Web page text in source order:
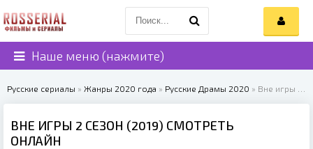
Наше меню (нажмите)
Русские сериалы » Жанры 2020 года » Русские Драмы 2020 » Вне игры 2 сезон (2019)
ВНЕ ИГРЫ 2 СЕЗОН (2019) СМОТРЕТЬ
ОНЛАЙН